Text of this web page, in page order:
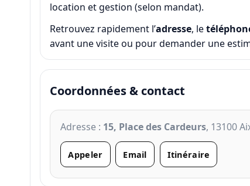
location et gestion (selon mandat).
Retrouvez rapidement l’adresse, le
avant une visite ou pour demander une
Coordonnées & contact
Adresse : 15, Place des Cardeurs, 13100
Appeler Email Itinéraire